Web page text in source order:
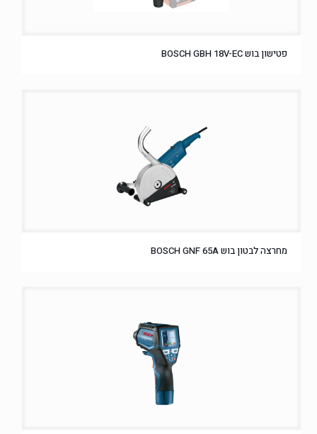
פטישון בוש BOSCH GBH 18V-EC
מחרצה לבטון בוש BOSCH GNF 65A